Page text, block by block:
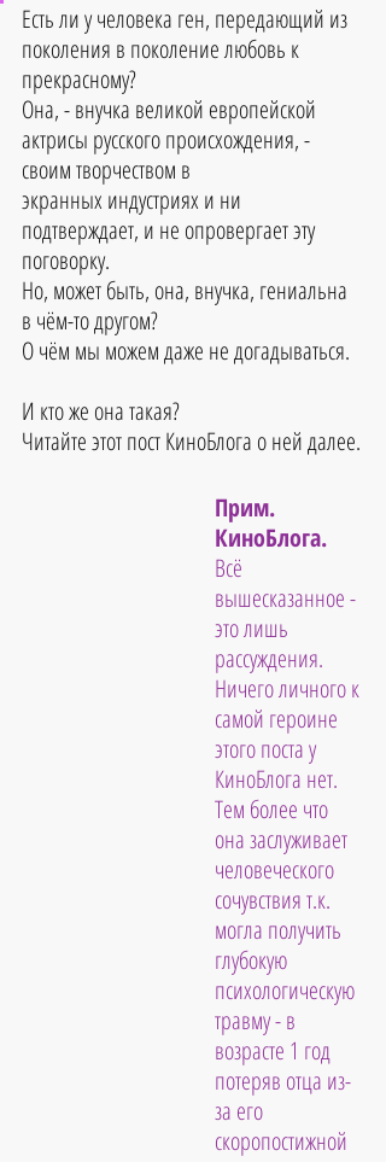
Есть ли у человека ген, передающий из
поколения в поколение любовь к
прекрасному?
Она, - внучка великой европейской
актрисы русского происхождения, -
своим творчеством в
экранных индустриях и ни
подтверждает, и не опровергает эту
поговорку.
Но, может быть, она, внучка, гениальна
в чём-то другом?
О чём мы можем даже не догадываться.
И кто же она такая?
Читайте этот пост КиноБлога о ней далее.
Прим.
КиноБлога.
Всё
вышесказанное -
это лишь
рассуждения.
Ничего личного к
самой героине
этого поста у
КиноБлога нет.
Тем более что
она заслуживает
человеческого
сочувствия т.к.
могла получить
глубокую
психологическую
травму - в
возрасте 1 год
потеряв отца из-
за его
скоропостижной